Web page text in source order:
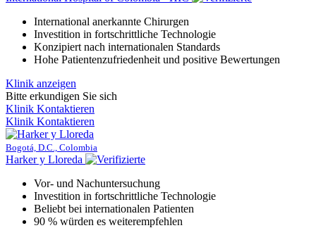
International anerkannte Chirurgen
Investition in fortschrittliche Technologie
Konzipiert nach internationalen Standards
Hohe Patientenzufriedenheit und positive Bewertungen
Klinik anzeigen
Bitte erkundigen Sie sich
Klinik Kontaktieren
Klinik Kontaktieren
Bogotá, D.C., Colombia
Harker y Lloreda
Vor- und Nachuntersuchung
Investition in fortschrittliche Technologie
Beliebt bei internationalen Patienten
90 % würden es weiterempfehlen